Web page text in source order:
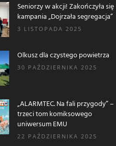
Seniorzy w akcji! Zakończyła się
kampania „Dojrzała segregacja”
3 LISTOPADA 2025
Olkusz dla czystego powietrza
30 PAŹDZIERNIKA 2025
„ALARMTEC. Na fali przygody” –
trzeci tom komiksowego
uniwersum EMU
22 PAŹDZIERNIKA 2025